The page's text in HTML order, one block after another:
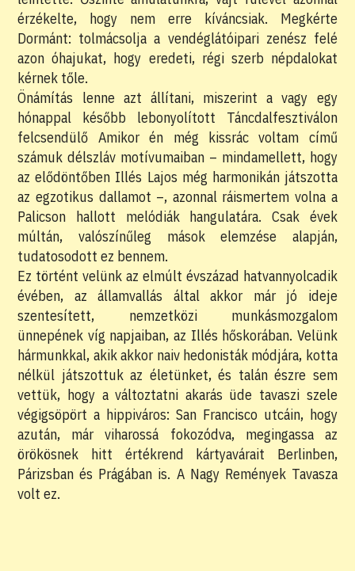
érzékelte, hogy nem erre kíváncsiak. Megkérte
Dormánt: tolmácsolja a vendéglátóipari zenész felé
azon óhajukat, hogy eredeti, régi szerb népdalokat
kérnek tőle.
Önámítás lenne azt állítani, miszerint a vagy egy
hónappal később lebonyolított Táncdalfesztiválon
felcsendülő Amikor én még kissrác voltam című
számuk délszláv motívumaiban – mindamellett, hogy
az elődöntőben Illés Lajos még harmonikán játszotta
az egzotikus dallamot –, azonnal ráismertem volna a
Palicson hallott melódiák hangulatára. Csak évek
múltán, valószínűleg mások elemzése alapján,
tudatosodott ez bennem.
Ez történt velünk az elmúlt évszázad hatvannyolcadik
évében, az államvallás által akkor már jó ideje
szentesített, nemzetközi munkásmozgalom
ünnepének víg napjaiban, az Illés hőskorában. Velünk
hármunkkal, akik akkor naiv hedonisták módjára, kotta
nélkül játszottuk az életünket, és talán észre sem
vettük, hogy a változtatni akarás üde tavaszi szele
végigsöpört a hippiváros: San Francisco utcáin, hogy
azután, már viharossá fokozódva, megingassa az
örökösnek hitt értékrend kártyavárait Berlinben,
Párizsban és Prágában is. A Nagy Remények Tavasza
volt ez.